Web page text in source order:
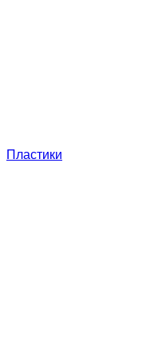
Пластики